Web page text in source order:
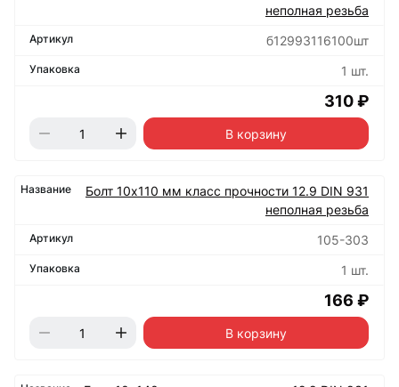
неполная резьба
б12993116100шт
1 шт.
310 ₽
В корзину
Болт 10х110 мм класс прочности 12.9 DIN 931
неполная резьба
105-303
1 шт.
166 ₽
В корзину